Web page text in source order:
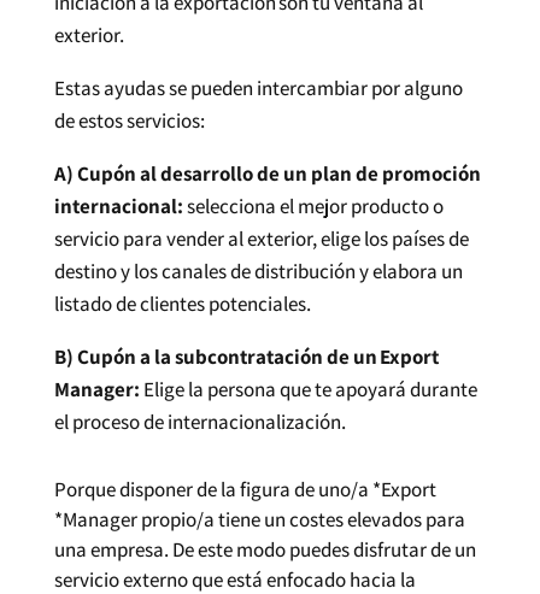
exterior.
Estas ayudas se pueden intercambiar por alguno
de estos servicios:
A) Cupón al desarrollo de un plan de promoción
internacional:selecciona el mejor producto o
servicio para vender al exterior, elige los países de
destino y los canales de distribución y elabora un
listado de clientes potenciales.
B) Cupón a la subcontratación de un Export
Manager: Elige la persona que te apoyará durante
el proceso de internacionalización.
Porque disponer de la figura de uno/a *Export
*Manager propio/a tiene un costes elevados para
una empresa. De este modo puedes disfrutar de un
servicio externo que está enfocado hacia la